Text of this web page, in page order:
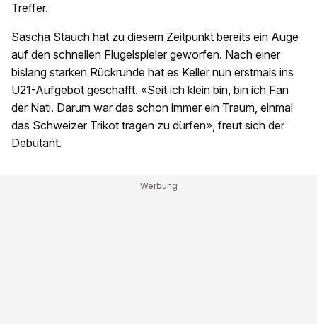
Treffer.
Sascha Stauch hat zu diesem Zeitpunkt bereits ein Auge
auf den schnellen Flügelspieler geworfen. Nach einer
bislang starken Rückrunde hat es Keller nun erstmals ins
U21-Aufgebot geschafft. «Seit ich klein bin, bin ich Fan
der Nati. Darum war das schon immer ein Traum, einmal
das Schweizer Trikot tragen zu dürfen», freut sich der
Debütant.